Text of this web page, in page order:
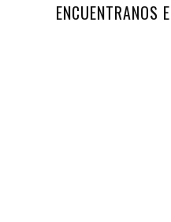
Y PROVINCIAL
Y ACUERDOS DEL PATRONATO
ENCUENTRANOS